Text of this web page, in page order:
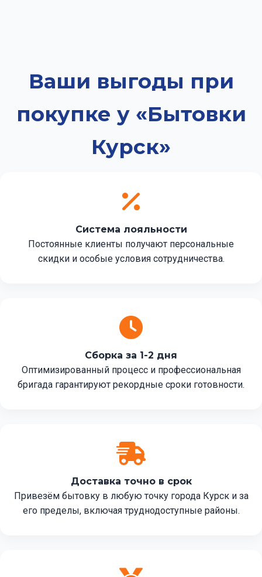
Ваши выгоды при
покупке у «Бытовки
Курск»
Система лояльности
Постоянные клиенты получают персональные
скидки и особые условия сотрудничества.
Сборка за 1-2 дня
Оптимизированный процесс и профессиональная
бригада гарантируют рекордные сроки готовности.
Доставка точно в срок
Привезём бытовку в любую точку города Курск и за
его пределы, включая труднодоступные районы.